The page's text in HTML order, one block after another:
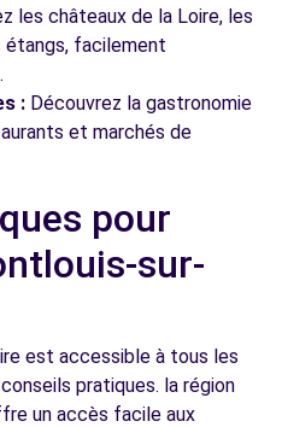
les châteaux de la Loire, les
facilement
: Découvrez la gastronomie
et marchés de
pour
sur-
est accessible à tous les
pratiques. la région
un accès facile aux